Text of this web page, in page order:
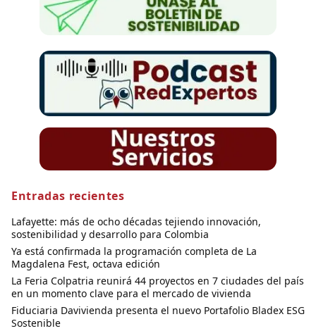
Entradas recientes
Lafayette: más de ocho décadas tejiendo innovación,
sostenibilidad y desarrollo para Colombia
Ya está confirmada la programación completa de La
Magdalena Fest, octava edición
La Feria Colpatria reunirá 44 proyectos en 7 ciudades del país
en un momento clave para el mercado de vivienda
Fiduciaria Davivienda presenta el nuevo Portafolio Bladex ESG
Sostenible